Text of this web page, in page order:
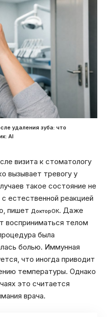
удаления зуба: что
Al
визита к стоматологу
вызывает тревогу у
такое состояние не
естественной реакцией
пишет ДокторОК. Даже
восприниматься телом
была
болью. Иммунная
что иногда приводит
температуры. Однако
это считается
врача.